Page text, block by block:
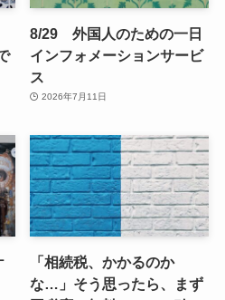
8/29 外国人のための一日
インフォメーションサービ
ス
2026年7月11日
「相続税、かかるのか
な…」そう思ったら、まず